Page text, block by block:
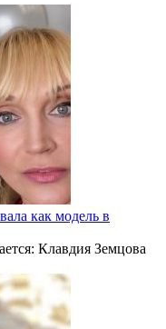
как модель в
Клавдия Земцова